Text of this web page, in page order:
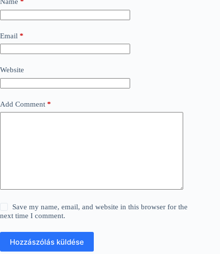
Email *
Website
Add Comment *
Save my name, email, and website in this browser for the
next time I comment.
Hozzászólás küldése